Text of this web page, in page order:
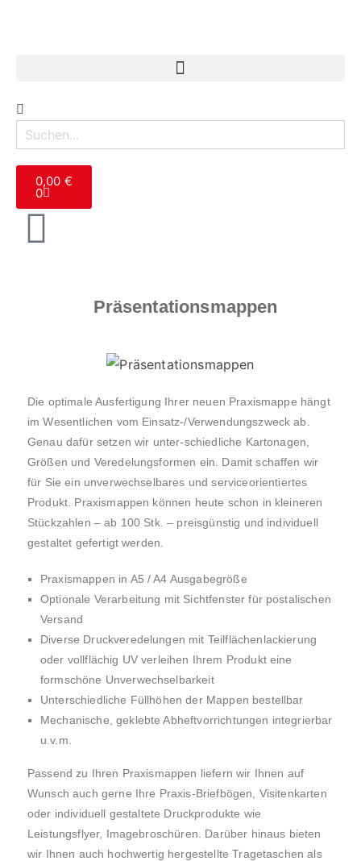
0,00 €
0
Präsentationsmappen
Die optimale Ausfertigung Ihrer neuen Praxismappe hängt
im Wesentlichen vom Einsatz-/Verwendungszweck ab.
Genau dafür setzen wir unter-schiedliche Kartonagen,
Größen und Veredelungsformen ein. Damit schaffen wir
für Sie ein unverwechselbares und serviceorientiertes
Produkt. Praxismappen können heute schon in kleineren
Stückzahlen – ab 100 Stk. – preisgünstig und individuell
gestaltet gefertigt werden.
Praxismappen in A5 / A4 Ausgabegröße
Optionale Verarbeitung mit Sichtfenster für postalischen
Versand
Diverse Druckveredelungen mit Teilflächenlackierung
oder vollflächig UV verleihen Ihrem Produkt eine
formschöne Unverwechselbarkeit
Unterschiedliche Füllhöhen der Mappen bestellbar
Mechanische, geklebte Abheftvorrichtungen integrierbar
u.v.m.
Passend zu Ihren Praxismappen liefern wir Ihnen auf
Wunsch auch gerne Ihre Praxis-Briefbögen, Visitenkarten
oder individuell gestaltete Druckprodukte wie
Leistungsflyer, Imagebroschüren. Darüber hinaus bieten
wir Ihnen auch hochwertig hergestellte Tragetaschen als